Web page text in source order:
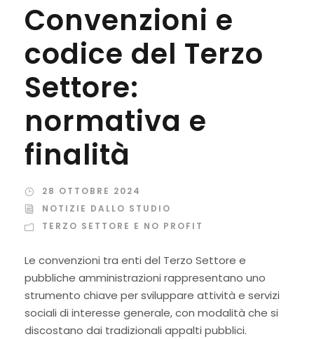
Convenzioni e
codice del Terzo
Settore:
normativa e
finalità
28 OTTOBRE 2024
NOTIZIE DALLO STUDIO
TERZO SETTORE E NO PROFIT
Le convenzioni tra enti del Terzo Settore e
pubbliche amministrazioni rappresentano uno
strumento chiave per sviluppare attività e servizi
sociali di interesse generale, con modalità che si
discostano dai tradizionali appalti pubblici.